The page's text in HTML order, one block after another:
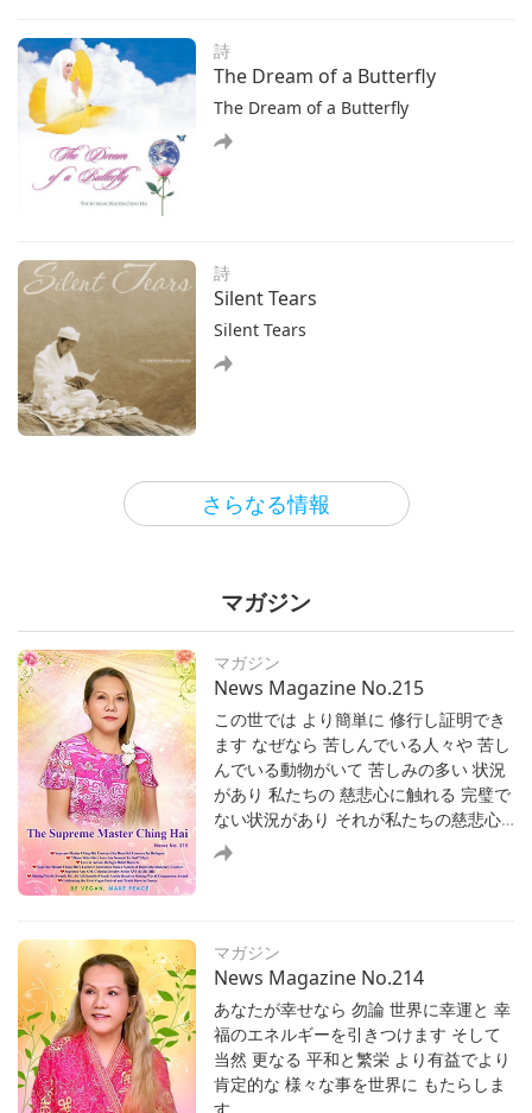
のが見えました その後 マスターが 動いて立ち上がりま
した 地面を揺るがすような 大きな音がしました 私は怖く
さらなる情報
詩
The Dream of a Butterfly
The Dream of a Butterfly
詩
Silent Tears
Silent Tears
霊性
Secrets to Effortless Spiritual
霊性
I Have Come to Take You Home
I Have Come to Take You Home
Coloring Our Lives
Coloring Our Lives
霊性
Aphorisms 2
マガジン
マガジン
News Magazine No.215
この世では より簡単に 修行し証明でき
ます なぜなら 苦しんでいる人々や 苦し
んでいる動物がいて 苦しみの多い 状況
があり 私たちの 慈悲心に触れる 完璧で
ない状況があり それが私たちの慈悲心
を 目覚めさせます そうすれば 私たちは
と言うのです
マガジン
News Magazine No.214
あなたが幸せなら 勿論 世界に幸運と 幸
福のエネルギーを引きつけます そして
当然 更なる 平和と繁栄 より有益でより
肯定的な 様々な事を世界に もたらしま